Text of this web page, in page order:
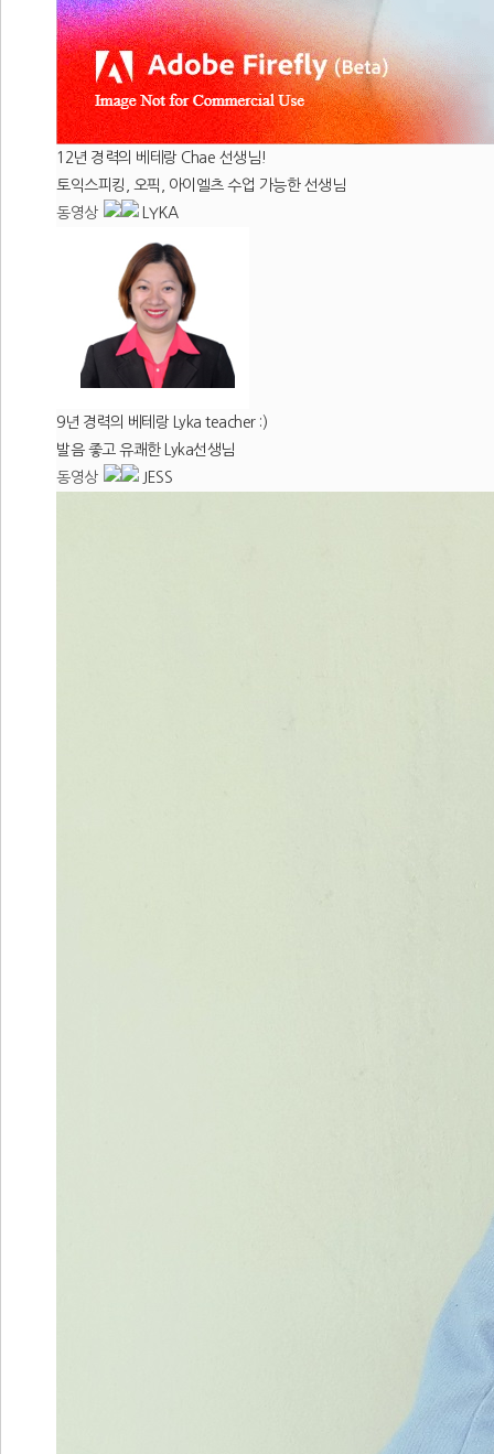
12년 경력의 베테랑 Chae 선생님!
토익스피킹, 오픽, 아이엘츠 수업 가능한 선생님
동영상
LYKA
9년 경력의 베테랑 Lyka teacher :)
발음 좋고 유쾌한 Lyka선생님
동영상
JESS